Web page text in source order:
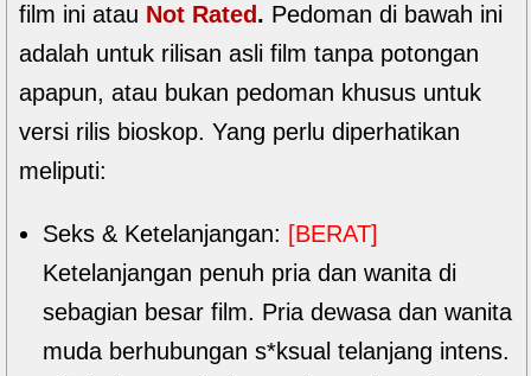
film ini atau Not Rated. Pedoman di bawah ini
adalah untuk rilisan asli film tanpa potongan
apapun, atau bukan pedoman khusus untuk
versi rilis bioskop. Yang perlu diperhatikan
meliputi:
Seks & Ketelanjangan: [BERAT]
Ketelanjangan penuh pria dan wanita di
sebagian besar film. Pria dewasa dan wanita
muda berhubungan s*ksual telanjang intens.